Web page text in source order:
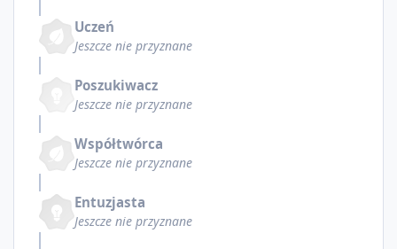
Uczeń
Jeszcze nie przyznane
Poszukiwacz
Jeszcze nie przyznane
Współtwórca
Jeszcze nie przyznane
Entuzjasta
Jeszcze nie przyznane